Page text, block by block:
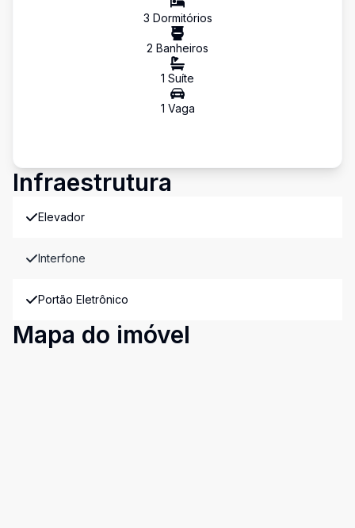
3 Dormitórios
2 Banheiros
1 Suíte
1 Vaga
Infraestrutura
Elevador
Interfone
Portão Eletrônico
Mapa do imóvel